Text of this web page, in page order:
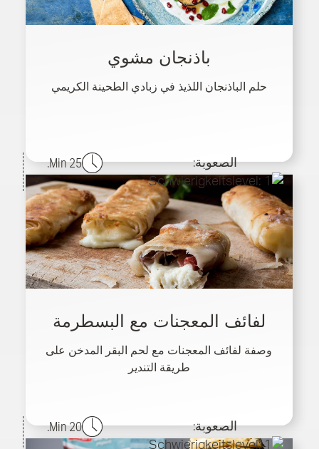
باذنجان مشوي
حلم الباذنجان اللذيذ في زبادي الطحينة الكريمي
الصعوبة: 25 Min.
لفائف المعجنات مع البسطرمة
وصفة لفائف المعجنات مع لحم البقر المدخن على
طريقة التندير
الصعوبة: 20 Min.